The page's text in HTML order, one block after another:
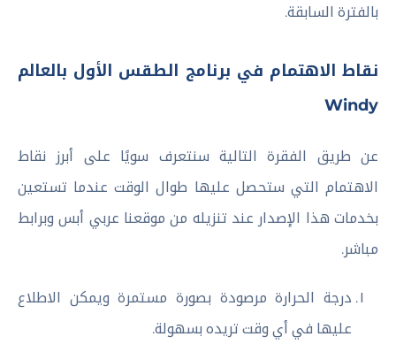
بالفترة السابقة.
نقاط الاهتمام في برنامج الطقس الأول بالعالم
Windy
عن طريق الفقرة التالية سنتعرف سويًا على أبرز نقاط
الاهتمام التي ستحصل عليها طوال الوقت عندما تستعين
بخدمات هذا الإصدار عند تنزيله من موقعنا عربي أبس وبرابط
مباشر.
درجة الحرارة مرصودة بصورة مستمرة ويمكن الاطلاع
عليها في أي وقت تريده بسهولة.